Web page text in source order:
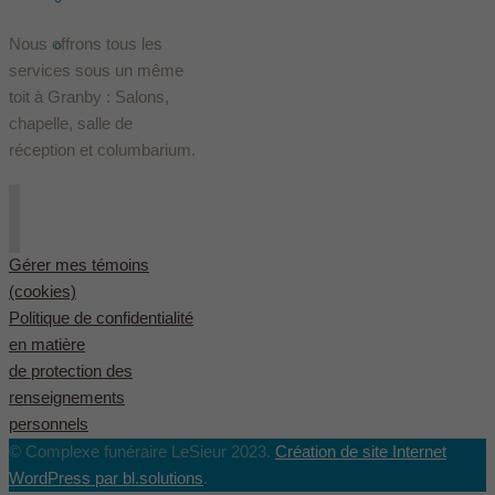
English( Anglais
Nous offrons tous les
services sous un même
toit à Granby : Salons,
chapelle, salle de
réception et columbarium.
Gérer mes témoins
(cookies)
Politique de confidentialité
en matière
de protection des
renseignements
personnels
© Complexe funéraire LeSieur 2023. Création de site Internet
WordPress par bl.solutions.